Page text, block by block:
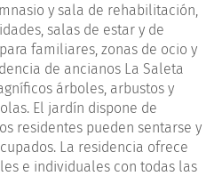
y sala de rehabilitación,
salas de estar y de
familiares, zonas de ocio y
de ancianos La Saleta
árboles, arbustos y
El jardín dispone de
residentes pueden sentarse y
La residencia ofrece
e individuales con todas las